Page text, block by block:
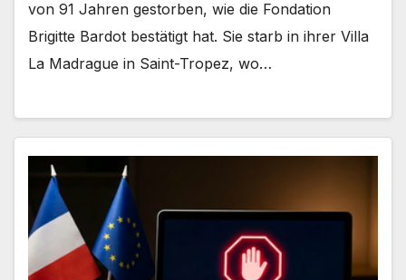
von 91 Jahren gestorben, wie die Fondation
Brigitte Bardot bestätigt hat. Sie starb in ihrer Villa
La Madrague in Saint-Tropez, wo…